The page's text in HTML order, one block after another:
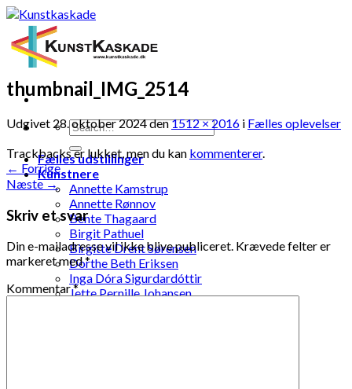
Skip
content
Fælles udstillinger
Kunstnere
Annette Kamstrup
Annette Rønnov
Bente Thagaard
Birgit Pathuel
Birgitte Drent Sørensen
Dorthe Beth Eriksen
Inga Dóra Sigurdardóttir
Jette Pernille Johansen
thumbnail_IMG_2514
Udgivet 28. oktober 2024den1512 × 2016 i Fælles oplevelser
Trackbacks er lukket, men du kan kommenterer.
← Forrige
Næste→
Skriv et svar
Din e-mailadresse vil ikke blive publiceret. Krævede felter er
markeret med*
Kommentar*